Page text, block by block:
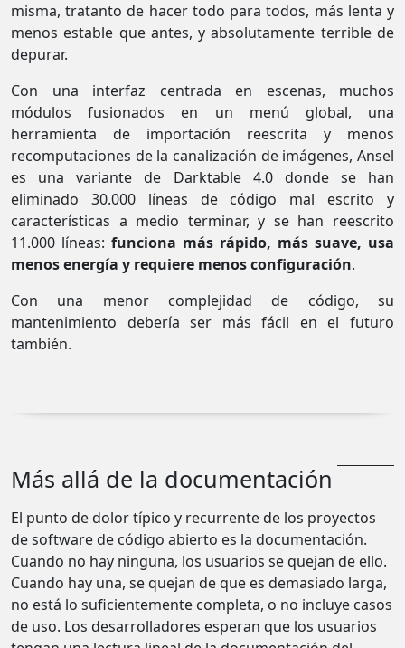
misma, tratanto de hacer todo para todos, más lenta y
menos estable que antes, y absolutamente terrible de
depurar.
Con una interfaz centrada en escenas, muchos
módulos fusionados en un menú global, una
herramienta de importación reescrita y menos
recomputaciones de la canalización de imágenes, Ansel
es una variante de Darktable 4.0 donde se han
eliminado 30.000 líneas de código mal escrito y
características a medio terminar, y se han reescrito
11.000 líneas: funciona más rápido, más suave, usa
menos energía y requiere menos configuración.
Con una menor complejidad de código, su
mantenimiento debería ser más fácil en el futuro
también.
Más allá de la documentación
El punto de dolor típico y recurrente de los proyectos
de software de código abierto es la documentación.
Cuando no hay ninguna, los usuarios se quejan de ello.
Cuando hay una, se quejan de que es demasiado larga,
no está lo suficientemente completa, o no incluye casos
de uso. Los desarrolladores esperan que los usuarios